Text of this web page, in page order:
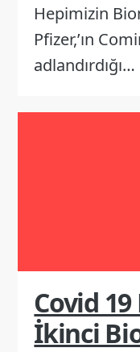
Hepimizin
Pfizer,’ın
adlandırdığı…
Covid
İkinci